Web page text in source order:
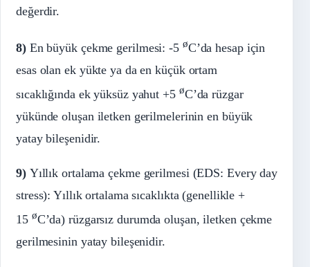
değerdir.
8)En büyük çekme gerilmesi: -5 øC’da hesap için
esas olan ek yükte ya da en küçük ortam
sıcaklığında ek yüksüz yahut +5 øC’da rüzgar
yükünde oluşan iletken gerilmelerinin en büyük
yatay bileşenidir.
9)Yıllık ortalama çekme gerilmesi (EDS: Every day
stress): Yıllık ortalama sıcaklıkta (genellikle +
15 øC’da) rüzgarsız durumda oluşan, iletken çekme
gerilmesinin yatay bileşenidir.